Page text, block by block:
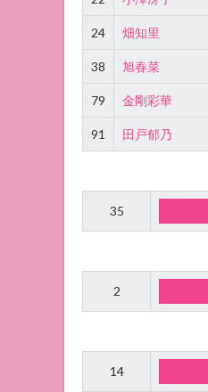
24 畑知里
38 旭春菜
79 金剛彩華
91 田戸郁乃
35
2
14